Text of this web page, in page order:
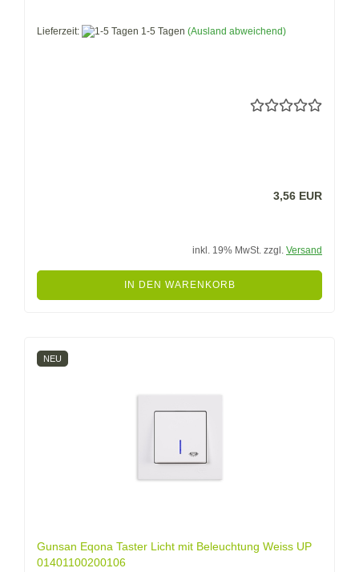
Lieferzeit: 1-5 Tagen (Ausland abweichend)
3,56 EUR
inkl. 19% MwSt. zzgl. Versand
IN DEN WARENKORB
NEU
Gunsan Eqona Taster Licht mit Beleuchtung Weiss UP
01401100200106